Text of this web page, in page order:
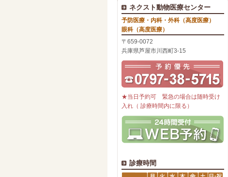
ネクスト動物医療センター
予防医療・内科・外科（高度医療）
眼科（高度医療）
〒659-0072
兵庫県芦屋市川西町3-15
★当日予約可 緊急の場合は随時受け
入れ（ 診療時間内に限る）
診療時間